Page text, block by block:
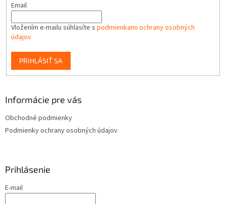
Email
Vložením e-mailu súhlasíte s podmienkami ochrany osobných
údajov
PRIHLÁSIŤ SA
Informácie pre vás
Obchodné podmienky
Podmienky ochrany osobných údajov
Prihlásenie
E-mail